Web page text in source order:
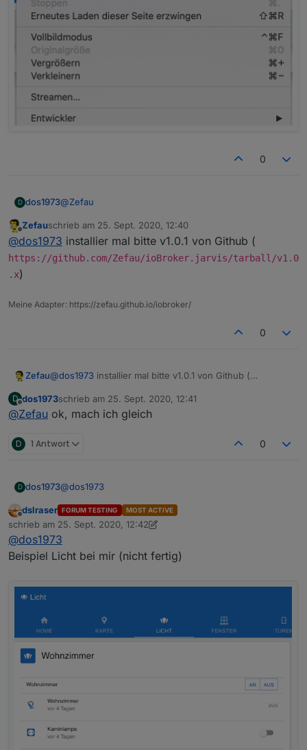
0
D dos1973@Zefau
in chrome das gleiche
Version 85.0.4183.121 (Offizieller Build) (64-Bit)
OS MAC Catalina 10.15.6
Offline
Zefauschrieb am 25. Sept. 2020, 12:40
zuletzt editiert von
@dos1973 installier mal bitte v1.0.1 von Github (
https://github.com/Zefau/ioBroker.jarvis/tarball/v1.0
.x)
Meine Adapter: https://zefau.github.io/iobroker/
0
Zefau@dos1973 installier mal bitte v1.0.1 von Github (
ball/v1.0.x)
D
Offline
dos1973schrieb am 25. Sept. 2020, 12:41
zuletzt editiert von
@Zefau ok, mach ich gleich
D 1 Antwort 0
D dos1973@dos1973
so schaut's aus, ich möchte die Geräte in dem Lichtab
anlegen? schaffe es aber nicht
Offline
dslraser FORUM TESTING MOST ACTIVE
schrieb am 25. Sept. 2020, 12:42
zuletzt editiert von dslraser
@dos1973
Beispiel Licht bei mir (nicht fertig)